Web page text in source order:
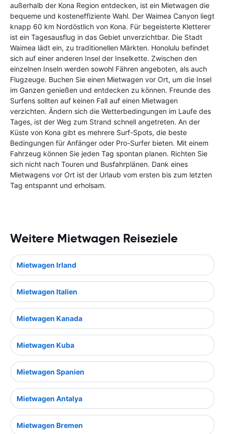
außerhalb der Kona Region entdecken, ist ein Mietwagen die
bequeme und kosteneffiziente Wahl. Der Waimea Canyon liegt
knapp 60 km Nordöstlich von Kona. Für begeisterte Kletterer
ist ein Tagesausflug in das Gebiet unverzichtbar. Die Stadt
Waimea lädt ein, zu traditionellen Märkten. Honolulu befindet
sich auf einer anderen Insel der Inselkette. Zwischen den
einzelnen Inseln werden sowohl Fähren angeboten, als auch
Flugzeuge. Buchen Sie einen Mietwagen vor Ort, um die Insel
im Ganzen genießen und entdecken zu können. Freunde des
Surfens sollten auf keinen Fall auf einen Mietwagen
verzichten. Ändern sich die Wetterbedingungen im Laufe des
Tages, ist der Weg zum Strand schnell angetreten. An der
Küste von Kona gibt es mehrere Surf-Spots, die beste
Bedingungen für Anfänger oder Pro-Surfer bieten. Mit einem
Fahrzeug können Sie jeden Tag spontan planen. Richten Sie
sich nicht nach Touren und Busfahrplänen. Dank eines
Mietwagens vor Ort ist der Urlaub vom ersten bis zum letzten
Tag entspannt und erholsam.
Weitere Mietwagen Reiseziele
Mietwagen Irland
Mietwagen Italien
Mietwagen Kanada
Mietwagen Kuba
Mietwagen Spanien
Mietwagen Antalya
Mietwagen Bremen